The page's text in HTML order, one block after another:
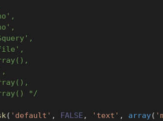
*/
( 'default' , FALSE , 'text' , array(